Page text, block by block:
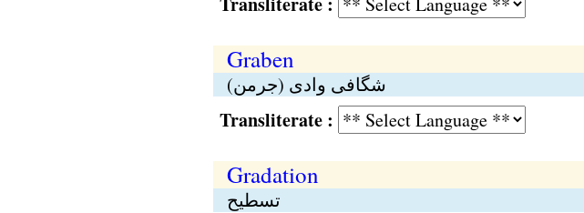
Graben
شگافی وادی (جرمن)
Transliterate :
Gradation
تسطیح